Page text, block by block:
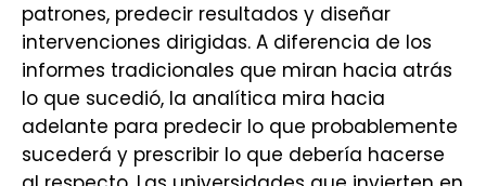
patrones, predecir resultados y diseñar
intervenciones dirigidas. A diferencia de los
informes tradicionales que miran hacia atrás
lo que sucedió, la analítica mira hacia
adelante para predecir lo que probablemente
sucederá y prescribir lo que debería hacerse